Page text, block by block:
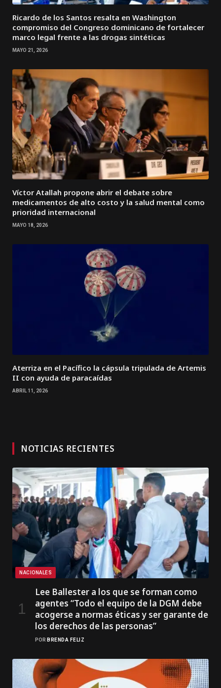
Ricardo de los Santos resalta en Washington
compromiso del Congreso dominicano de fortalecer
marco legal frente a las drogas sintéticas
MAYO 21, 2026
Víctor Atallah propone abrir el debate sobre
medicamentos de alto costo y la salud mental como
prioridad internacional
MAYO 18, 2026
Aterriza en el Pacífico la cápsula tripulada de Artemis
II con ayuda de paracaídas
ABRIL 11, 2026
NOTICIAS RECIENTES
NACIONALES
Lee Ballester a los que se forman como
agentes “Todo el equipo de la DGM debe
acogerse a normas éticas y ser garante de
los derechos de las personas”
POR BRENDA FELIZ